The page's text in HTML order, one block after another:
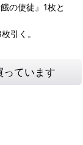
の使徒』1枚と
引く。
っています